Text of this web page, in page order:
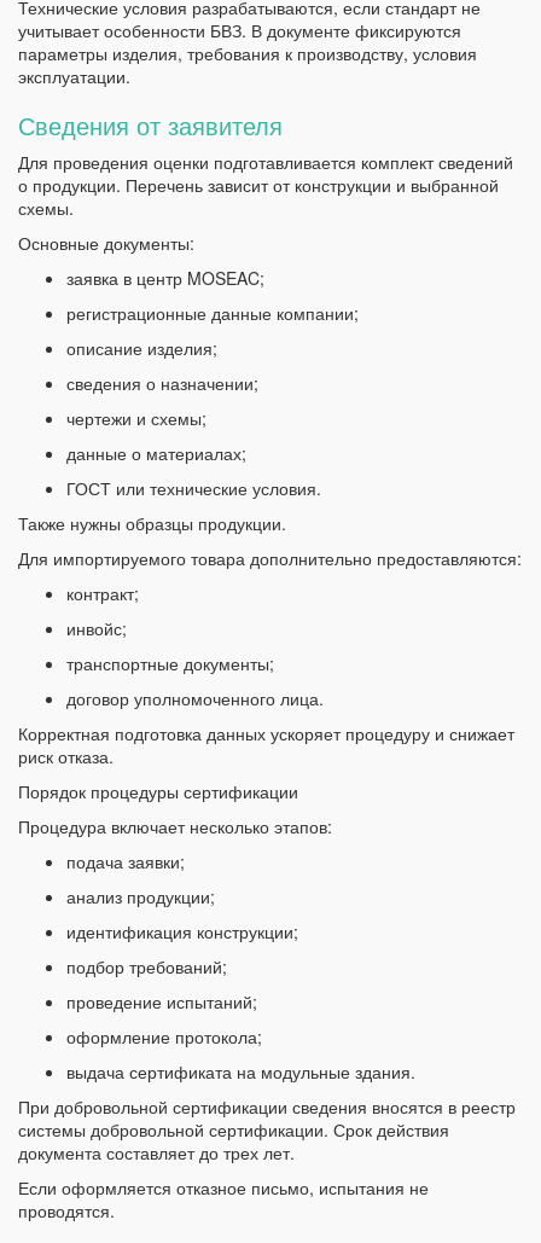
Технические условия разрабатываются, если стандарт не
учитывает особенности БВЗ. В документе фиксируются
параметры изделия, требования к производству, условия
эксплуатации.
Сведения от заявителя
Для проведения оценки подготавливается комплект сведений
о продукции. Перечень зависит от конструкции и выбранной
схемы.
Основные документы:
заявка в центр MOSEAC;
регистрационные данные компании;
описание изделия;
сведения о назначении;
чертежи и схемы;
данные о материалах;
ГОСТ или технические условия.
Также нужны образцы продукции.
Для импортируемого товара дополнительно предоставляются:
контракт;
инвойс;
транспортные документы;
договор уполномоченного лица.
Корректная подготовка данных ускоряет процедуру и снижает
риск отказа.
Порядок процедуры сертификации
Процедура включает несколько этапов:
подача заявки;
анализ продукции;
идентификация конструкции;
подбор требований;
проведение испытаний;
оформление протокола;
выдача сертификата на модульные здания.
При добровольной сертификации сведения вносятся в реестр
системы добровольной сертификации. Срок действия
документа составляет до трех лет.
Если оформляется отказное письмо, испытания не
проводятся.